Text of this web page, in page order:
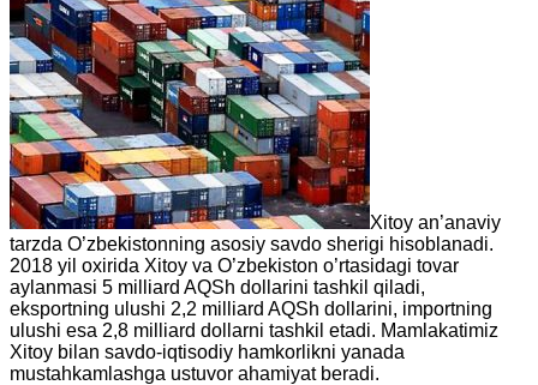
Xitoy an’anaviy
tarzda O’zbekistonning asosiy savdo sherigi hisoblanadi.
2018 yil oxirida Xitoy va O’zbekiston o’rtasidagi tovar
aylanmasi 5 milliard AQSh dollarini tashkil qiladi,
eksportning ulushi 2,2 milliard AQSh dollarini, importning
ulushi esa 2,8 milliard dollarni tashkil etadi. Mamlakatimiz
Xitoy bilan savdo-iqtisodiy hamkorlikni yanada
mustahkamlashga ustuvor ahamiyat beradi.